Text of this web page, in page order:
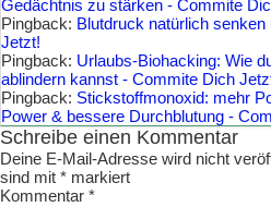
Gedächtnis zu stärken - Commite
Pingback: Blutdruck natürlich
Jetzt!
Pingback: Urlaubs-Biohacking: Wie
ablindern kannst - Commite Dich
Pingback: Stickstoffmonoxid: mehr
Power & bessere Durchblutung -
Schreibe einen Kommentar
Deine E-Mail-Adresse wird nicht
sind mit * markiert
Kommentar *